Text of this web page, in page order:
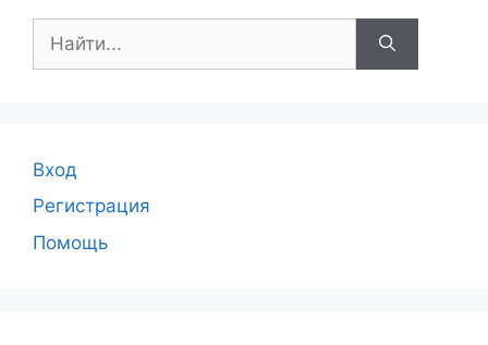
Вход
Регистрация
Помощь